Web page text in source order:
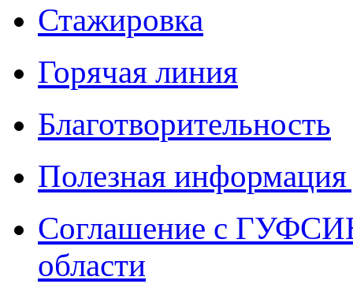
Стажировка
Горячая линия
Благотворительность
Полезная
Соглашение с
области